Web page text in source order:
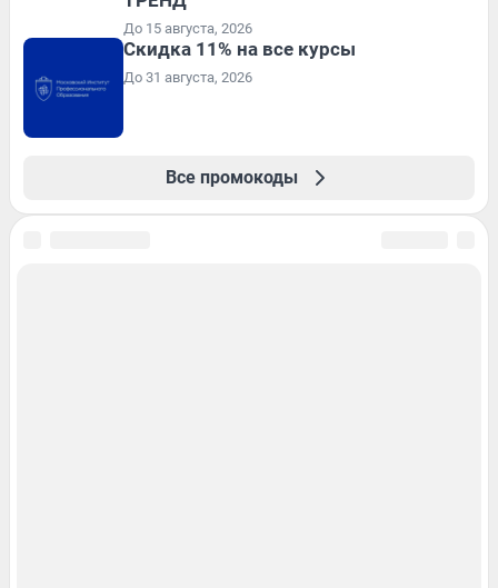
До 15 августа, 2026
Скидка 11% на все курсы
До 31 августа, 2026
Все промокоды